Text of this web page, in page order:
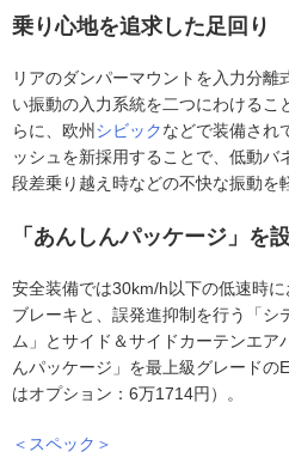
乗り心地を追求した足回り
リアのダンパーマウントを入力分離
い振動の入力系統を二つにわけるこ
らに、欧州 シビックなどで装備され
ッシュを新採用することで、低動バ
段差乗り越え時などの不快な振動を
「あんしんパッケージ」を
安全装備では30km/h以下の低速時
ブレーキと、誤発進抑制を行う「シ
ム」とサイド＆サイドカーテンエア
んパッケージ」を最上級グレードの
はオプション：6万1714円）。
＜スペック＞